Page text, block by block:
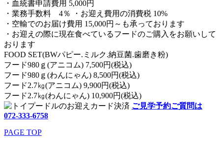
・血統書申請費用 5,000円
・業務手数料 4％ ・お迎え費用の消費税 10%
・空輸でのお届け費用 15,000円～も承っております
・お迎えの際に現在食べているフードのご購入をお願いして
おります
FOOD SET(BWパピー.ミルク.納豆菌.歯磨き粉)
フード980ｇ(アニコム) 7,500円(税込)
フード980ｇ(わんにゃん) 8,500円(税込)
フード2.7㎏(アニコム) 9,900円(税込)
フード2.7㎏(わんにゃん) 10,900円(税込)
ご見学予約ご質問は
072-333-6758
PAGE TOP